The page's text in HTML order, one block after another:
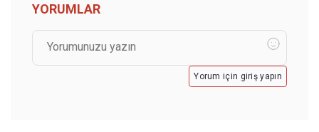
YORUMLAR
Yorum için giriş yapın